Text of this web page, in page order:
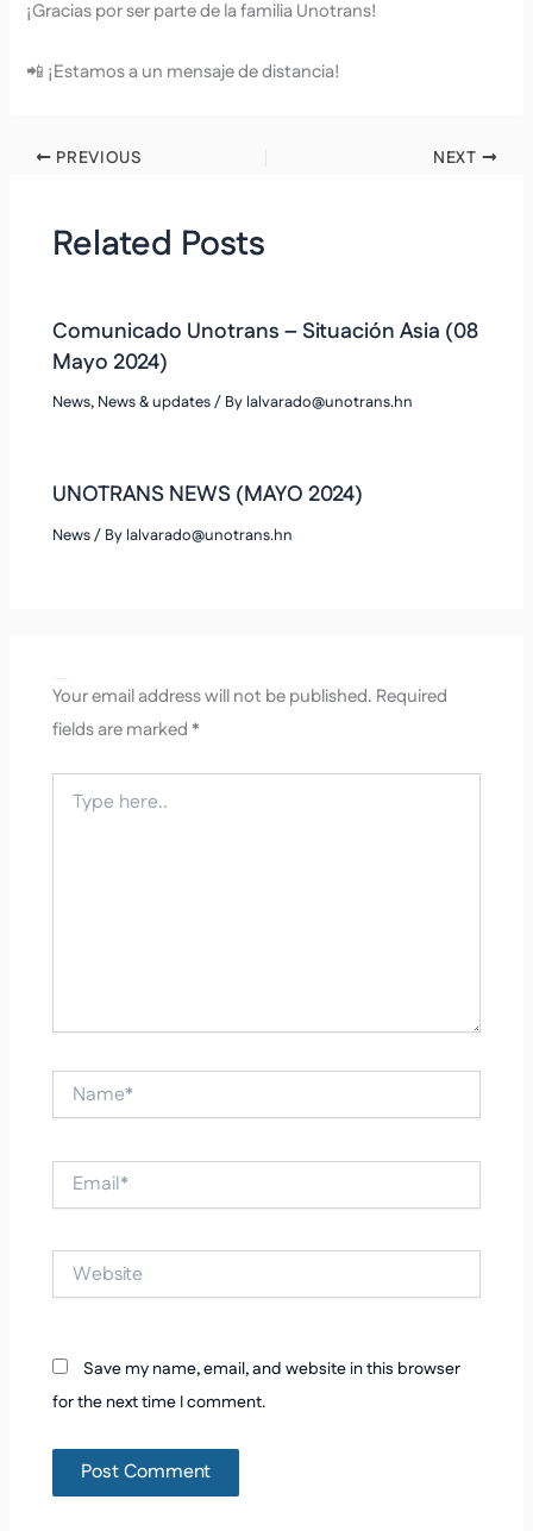
¡Gracias por ser parte de la familia Unotrans!
📲 ¡Estamos a un mensaje de distancia!
PREVIOUS NEXT
Related Posts
Comunicado Unotrans – Situación Asia (08
Mayo 2024)
News, News & updates/ By lalvarado@unotrans.hn
UNOTRANS NEWS (MAYO 2024)
News/ By lalvarado@unotrans.hn
Your email address will not be published. Required
fields are marked*
here..
Name*
Email*
Website
Save my name, email, and website in this browser
for the next time I comment.